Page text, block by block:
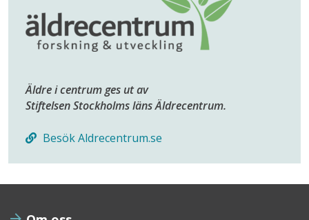
Äldre i centrum ges ut av
Stiftelsen Stockholms läns Äldrecentrum.
Besök Aldrecentrum.se